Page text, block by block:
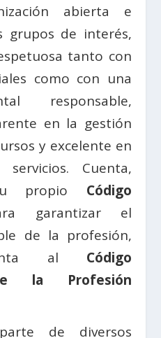
abierta e
grupos de interés,
tanto con
como con una
responsable,
en la gestión
y excelente en
Cuenta,
propio Código
garantizar el
de la profesión,
al Código
la Profesión
de diversos